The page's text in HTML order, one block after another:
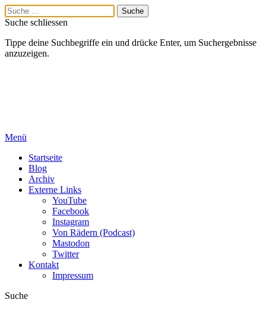
Suche schliessen
Tippe deine Suchbegriffe ein und drücke Enter, um Suchergebnisse
anzuzeigen.
Menü
Startseite
Blog
Archiv
Externe Links
YouTube
Facebook
Instagram
Von Rädern (Podcast)
Mastodon
Twitter
Kontakt
Impressum
Suche